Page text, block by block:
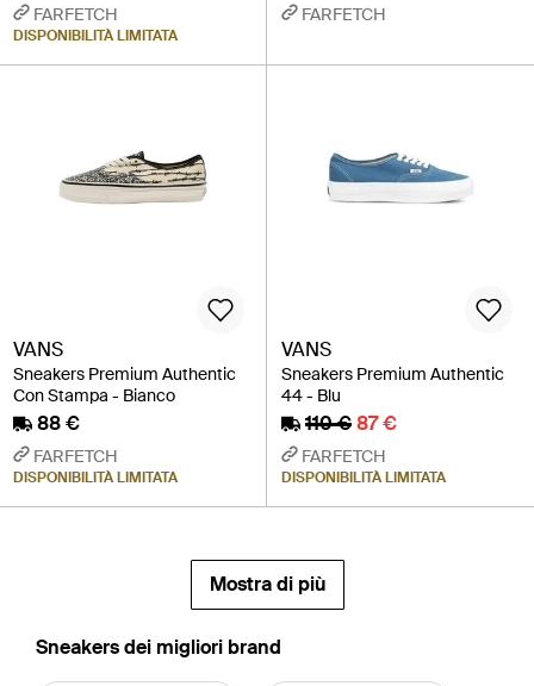
FARFETCH
DISPONIBILITÀ LIMITATA
FARFETCH
VANS
Sneakers Premium Authentic
Con Stampa - Bianco
88 €
FARFETCH
DISPONIBILITÀ LIMITATA
VANS
Sneakers Premium Authentic
44 - Blu
110 €87 €
FARFETCH
DISPONIBILITÀ LIMITATA
Mostra di più
‪Sneakers‬ dei migliori brand